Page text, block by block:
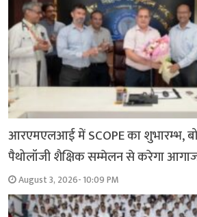
आरएमएलआई में SCOPE का शुभारम्भ,
पैथोलॉजी शैक्षिक सम्मेलन से करेगा
August 3, 2026- 10:09 PM